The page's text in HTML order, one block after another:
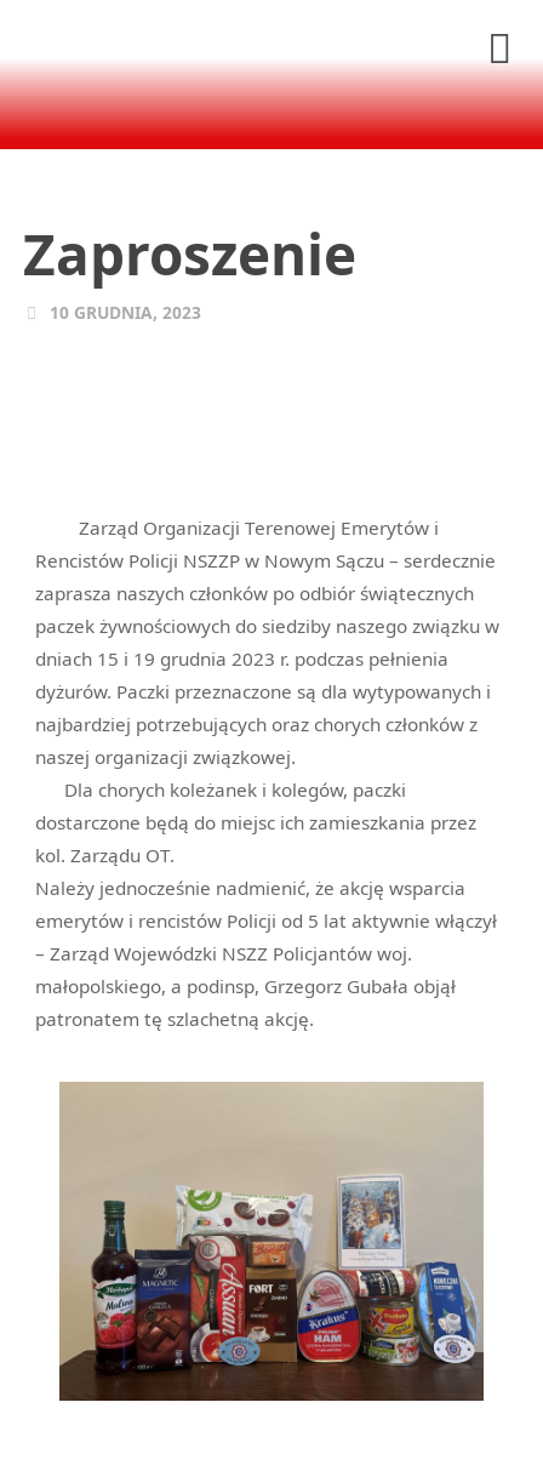
Zaproszenie
10 GRUDNIA, 2023
Zarząd Organizacji Terenowej Emerytów i
Rencistów Policji NSZZP w Nowym Sączu – serdecznie
zaprasza naszych członków po odbiór świątecznych
paczek żywnościowych do siedziby naszego związku w
dniach 15 i 19 grudnia 2023 r. podczas pełnienia
dyżurów. Paczki przeznaczone są dla wytypowanych i
najbardziej potrzebujących oraz chorych członków z
naszej organizacji związkowej.
Dla chorych koleżanek i kolegów, paczki
dostarczone będą do miejsc ich zamieszkania przez
kol. Zarządu OT.
Należy jednocześnie nadmienić, że akcję wsparcia
emerytów i rencistów Policji od 5 lat aktywnie włączył
– Zarząd Wojewódzki NSZZ Policjantów woj.
małopolskiego, a podinsp, Grzegorz Gubała objął
patronatem tę szlachetną akcję.